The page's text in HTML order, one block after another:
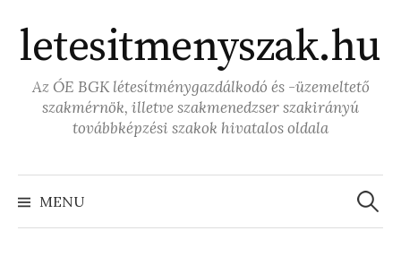
to
content
letesitmenyszak.hu
Az ÓE BGK létesítménygazdálkodó és -üzemeltető
szakmérnök, illetve szakmenedzser szakirányú
továbbképzési szakok hivatalos oldala
MENU